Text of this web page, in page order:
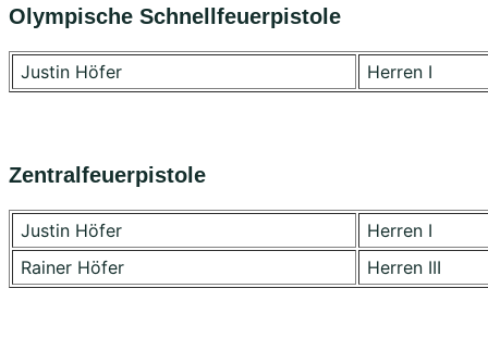
Olympische Schnellfeuerpistole
Justin Höfer Herren I
Zentralfeuerpistole
Justin Höfer
Herren I
Rainer Höfer
Herren III